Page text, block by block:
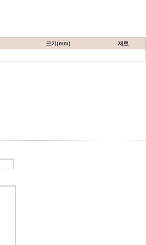
크기(mm)
재료